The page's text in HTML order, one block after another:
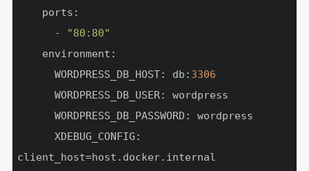
    ports:
      -
"80:80"
    environment:
      WORDPRESS_DB_HOST:
db: 3306
      WORDPRESS_DB_USER:
      WORDPRESS_DB_PASSWORD:
      XDEBUG_CONFIG: